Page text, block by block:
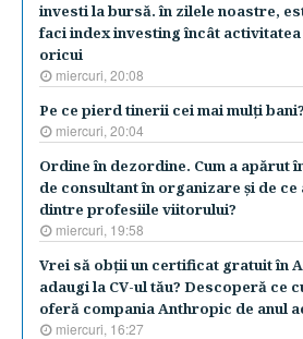
investi la bursă. în zilele noastre,
faci index investing încât activitatea
oricui
miercuri, 20:08
Pe ce pierd tinerii cei mai mulţi
miercuri, 20:04
Ordine în dezordine. Cum a apărut
de consultant în organizare şi de ce
dintre profesiile viitorului?
miercuri, 19:58
Vrei să obţii un certificat gratuit în
adaugi la CV-ul tău? Descoperă ce
oferă compania Anthropic de anul
miercuri, 16:27